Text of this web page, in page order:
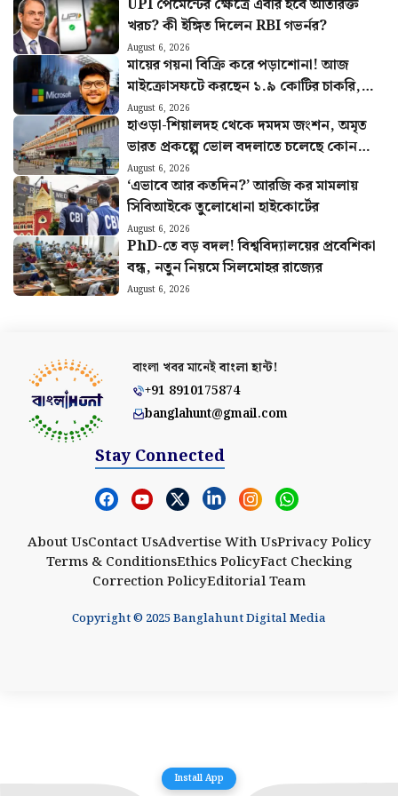
UPI পেমেন্টের ক্ষেত্রে এবার হবে অতিরিক্ত
খরচ? কী ইঙ্গিত দিলেন RBI গভর্নর?
August 6, 2026
মায়ের গয়না বিক্রি করে পড়াশোনা! আজ
মাইক্রোসফটে করছেন ১.৯ কোটির চাকরি,
চমকে দেবে মনুর কাহিনি
August 6, 2026
হাওড়া-শিয়ালদহ থেকে দমদম জংশন, অমৃত
ভারত প্রকল্পে ভোল বদলাতে চলেছে কোন
কোন স্টেশনের?
August 6, 2026
‘এভাবে আর কতদিন?’ আরজি কর মামলায়
সিবিআইকে তুলোধোনা হাইকোর্টের
August 6, 2026
PhD-তে বড় বদল! বিশ্ববিদ্যালয়ের প্রবেশিকা
বন্ধ, নতুন নিয়মে সিলমোহর রাজ্যের
August 6, 2026
বাংলা খবর মানেইবাংলা হান্ট!
+91 8910175874
banglahunt@gmail.com
Stay Connected
About UsContact UsAdvertise With UsPrivacy Policy
Terms & ConditionsEthics PolicyFact Checking
Correction PolicyEditorial Team
Copyright © 2025 Banglahunt Digital Media
Install App